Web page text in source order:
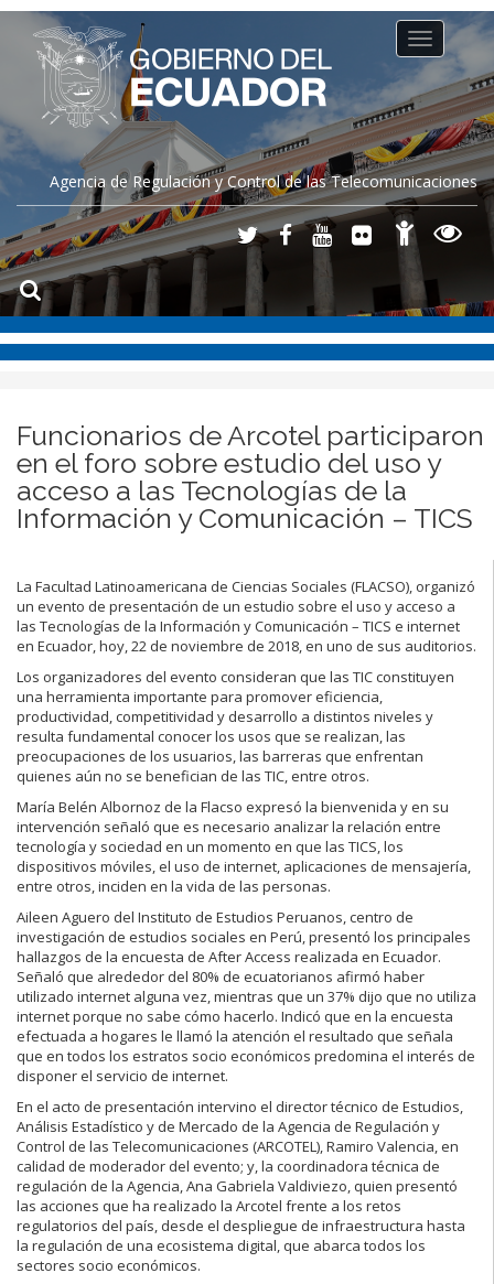
Agencia de Regulación y Control de las Telecomunicaciones
Toggle
navigation
Funcionarios de Arcotel participaron
en el foro sobre estudio del uso y
acceso a las Tecnologías de la
Información y Comunicación – TICS
La Facultad Latinoamericana de Ciencias Sociales (FLACSO), organizó
un evento de presentación de un estudio sobre el uso y acceso a
las Tecnologías de la Información y Comunicación – TICS e internet
en Ecuador, hoy, 22 de noviembre de 2018, en uno de sus auditorios.
Los organizadores del evento consideran que las TIC constituyen
una herramienta importante para promover eficiencia,
productividad, competitividad y desarrollo a distintos niveles y
resulta fundamental conocer los usos que se realizan, las
preocupaciones de los usuarios, las barreras que enfrentan
quienes aún no se benefician de las TIC, entre otros.
María Belén Albornoz de la Flacso expresó la bienvenida y en su
intervención señaló que es necesario analizar la relación entre
tecnología y sociedad en un momento en que las TICS, los
dispositivos móviles, el uso de internet, aplicaciones de mensajería,
entre otros, inciden en la vida de las personas.
Aileen Aguero del Instituto de Estudios Peruanos, centro de
investigación de estudios sociales en Perú, presentó los principales
hallazgos de la encuesta de After Access realizada en Ecuador.
Señaló que alrededor del 80% de ecuatorianos afirmó haber
utilizado internet alguna vez, mientras que un 37% dijo que no utiliza
internet porque no sabe cómo hacerlo. Indicó que en la encuesta
efectuada a hogares le llamó la atención el resultado que señala
que en todos los estratos socio económicos predomina el interés de
disponer el servicio de internet.
En el acto de presentación intervino el director técnico de Estudios,
Análisis Estadístico y de Mercado de la Agencia de Regulación y
Control de las Telecomunicaciones (ARCOTEL), Ramiro Valencia, en
calidad de moderador del evento; y, la coordinadora técnica de
regulación de la Agencia, Ana Gabriela Valdiviezo, quien presentó
las acciones que ha realizado la Arcotel frente a los retos
regulatorios del país, desde el despliegue de infraestructura hasta
la regulación de una ecosistema digital, que abarca todos los
sectores socio económicos.